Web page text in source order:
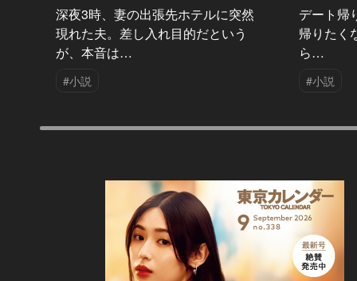
深夜3時、妻の出張先ホテルに突然
現れた夫。差し入れ目的だという
が、本音は…
#小説
デート帰
帰りたく
ら…
#小説